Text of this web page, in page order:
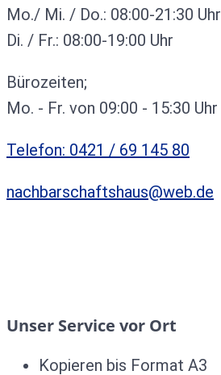
Mo./ Mi. / Do.: 08:00-21:30 Uhr
Di. / Fr.: 08:00-19:00 Uhr
Bürozeiten;
Mo. - Fr. von 09:00 - 15:30 Uhr
Telefon: 0421 / 69 145 80
nachbarschaftshaus@web.de
Unser Service vor Ort
Kopieren bis Format A3